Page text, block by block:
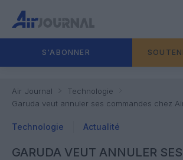
S'ABONNER
Air Journal
Technologie
Garuda veut annuler ses commandes chez
Technologie Actualité
GARUDA VEUT ANNULER SES